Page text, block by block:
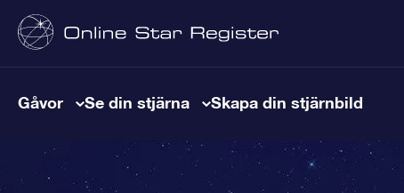
Gåvor Se din stjärna Skapa din stjärnbild